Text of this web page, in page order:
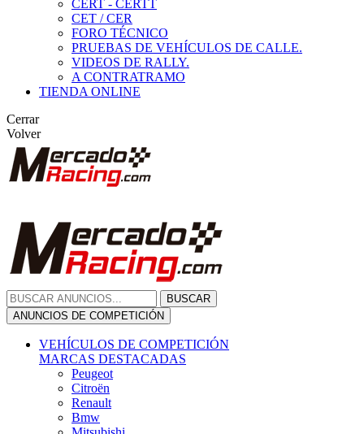
CERT - CERTT
CET / CER
FORO TÉCNICO
PRUEBAS DE VEHÍCULOS DE CALLE.
VIDEOS DE RALLY.
A CONTRATRAMO
TIENDA ONLINE
Cerrar
Volver
BUSCAR
ANUNCIOS DE COMPETICIÓN
VEHÍCULOS DE COMPETICIÓN
MARCAS DESTACADAS
Peugeot
Citroën
Renault
Bmw
Mitsubishi
Ford